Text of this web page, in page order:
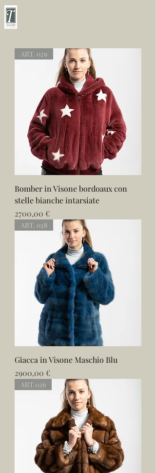
ART. 029
Bomber in Visone bordoaux con
stelle bianche intarsiate
Prezzo
2700,00 €
ART. 028
Giacca in Visone Maschio Blu
Prezzo
2900,00 €
ART.026